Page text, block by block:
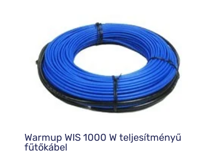
Warmup WIS 1000 W teljesítményű
fűtőkábel